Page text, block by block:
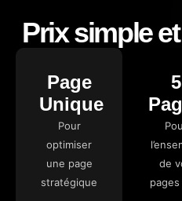
Prix simple
Page
Unique
Pour
optimiser
une page
stratégique
5
de
pages